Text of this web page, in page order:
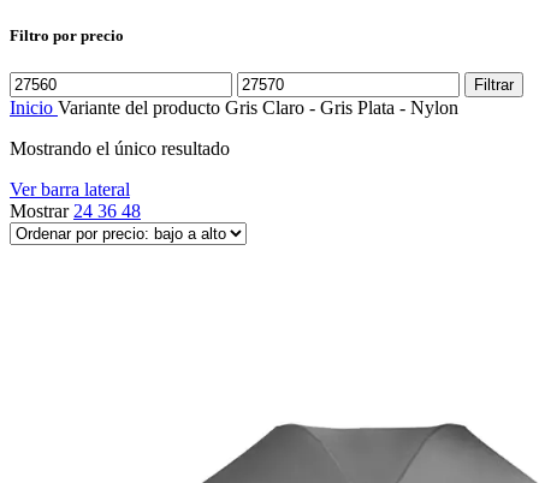
Filtro por precio
Precio
mínimo
Precio
máximo
Filtrar
Inicio Variante del producto Gris Claro - Gris Plata - Nylon
Mostrando el único resultado
Ver barra lateral
Mostrar 24 36 48